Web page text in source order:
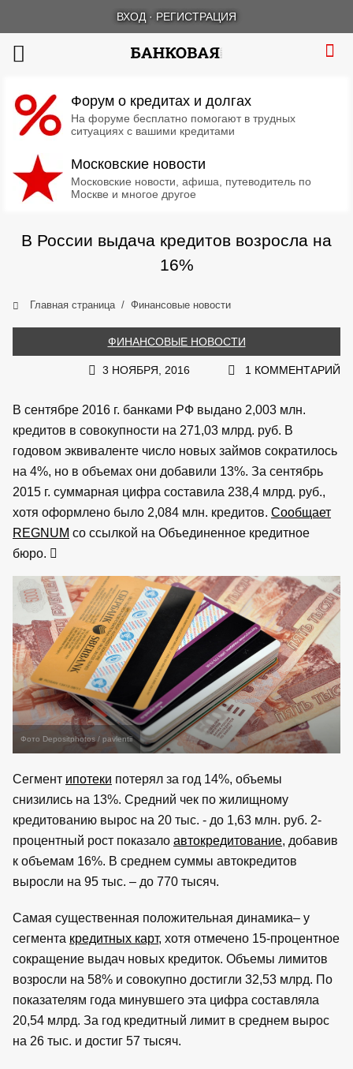
ВХОД · РЕГИСТРАЦИЯ
Форум о кредитах и долгах
На форуме бесплатно помогают в трудных
ситуациях с вашими кредитами
Московские новости
Московские новости, афиша, путеводитель по
Москве и многое другое
В России выдача кредитов возросла на
16%
Главная страница Финансовые новости
ФИНАНСОВЫЕ НОВОСТИ
3 НОЯБРЯ, 2016 1 КОММЕНТАРИЙ
В сентябре 2016 г. банками РФ выдано 2,003 млн.
кредитов в совокупности на 271,03 млрд. руб. В
годовом эквиваленте число новых займов сократилось
на 4%, но в объемах они добавили 13%. За сентябрь
2015 г. суммарная цифра составила 238,4 млрд. руб.,
хотя оформлено было 2,084 млн. кредитов. Сообщает
REGNUM со ссылкой на Объединенное кредитное
бюро.
Фото Depositphotos / pavlentii
Сегмент ипотеки потерял за год 14%, объемы
снизились на 13%. Средний чек по жилищному
кредитованию вырос на 20 тыс. - до 1,63 млн. руб. 2-
процентный рост показало автокредитование, добавив
к объемам 16%. В среднем суммы автокредитов
выросли на 95 тыс. – до 770 тысяч.
Самая существенная положительная динамика– у
сегмента кредитных карт, хотя отмечено 15-процентное
сокращение выдач новых кредиток. Объемы лимитов
возросли на 58% и совокупно достигли 32,53 млрд. По
показателям года минувшего эта цифра составляла
20,54 млрд. За год кредитный лимит в среднем вырос
на 26 тыс. и достиг 57 тысяч.